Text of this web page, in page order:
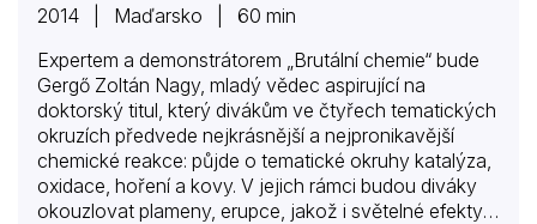
2014 | Maďarsko | 60 min
Expertem a demonstrátorem „Brutální chemie“ bude
Gergő Zoltán Nagy, mladý vědec aspirující na
doktorský titul, který divákům ve čtyřech tematických
okruzích předvede nejkrásnější a nejpronikavější
chemické reakce: půjde o tematické okruhy katalýza,
oxidace, hoření a kovy. V jejich rámci budou diváky
okouzlovat plameny, erupce, jakož i světelné efekty